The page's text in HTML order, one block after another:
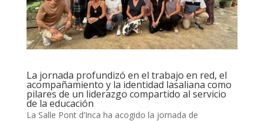
La jornada profundizó en el trabajo en red, el
acompañamiento y la identidad lasaliana como
pilares de un liderazgo compartido al servicio
de la educación
La Salle Pont d’Inca ha acogido la jornada de